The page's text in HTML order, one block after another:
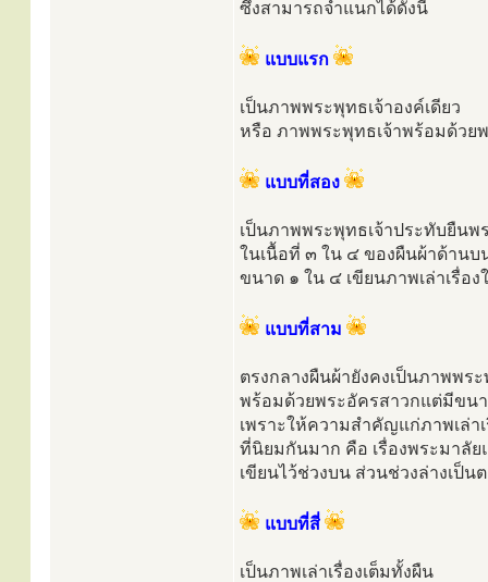
ซึ่งสามารถจำแนกได้ดังนี้
แบบแรก
เป็นภาพพระพุทธเจ้าองค์เดียว
หรือ ภาพพระพุทธเจ้าพร้อมด้วย
แบบที่สอง
เป็นภาพพระพุทธเจ้าประทับยืนพ
ในเนื้อที่ ๓ ใน ๔ ของผืนผ้าด้านบ
ขนาด ๑ ใน ๔ เขียนภาพเล่าเรื่อ
แบบที่สาม
ตรงกลางผืนผ้ายังคงเป็นภาพพร
พร้อมด้วยพระอัครสาวกแต่มีขน
เพราะให้ความสำคัญแก่ภาพเล่า
ที่นิยมกันมาก คือ เรื่องพระมาลั
เขียนไว้ช่วงบน ส่วนช่วงล่างเป็
แบบที่สี่
เป็นภาพเล่าเรื่องเต็มทั้งผืน